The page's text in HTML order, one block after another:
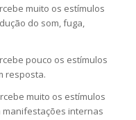
muito os estímulos
do som, fuga,
pouco os estímulos
resposta.
muito os estímulos
internas